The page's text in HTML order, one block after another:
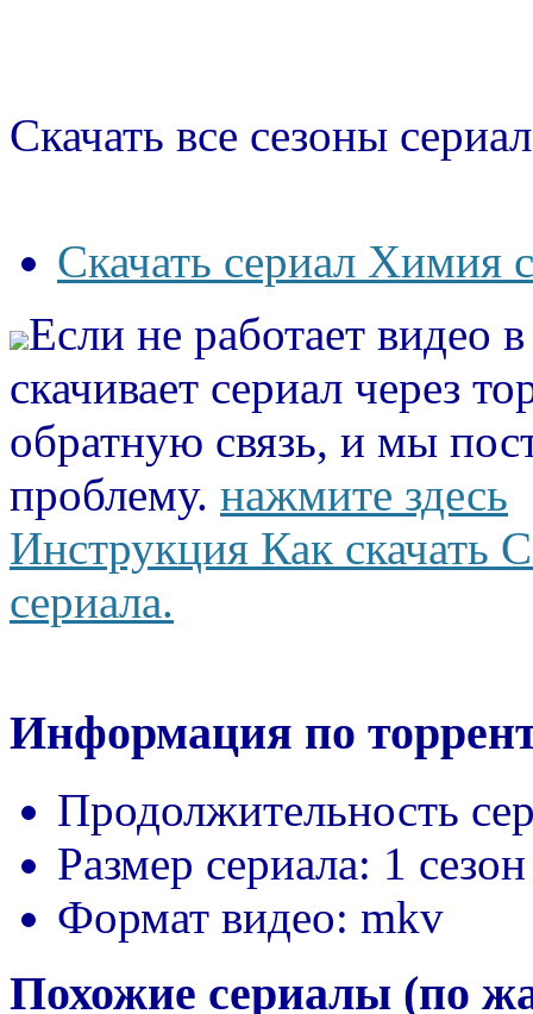
Скачать все сезоны
Скачать сериал Химия
Если не работает видео
скачивает сериал через
обратную связь, и мы
проблему. нажмите здесь
Инструкция Как скачать
сериала.
Информация по
Продолжительность
Размер сериала: 1
Формат видео: mkv
Похожие сериалы (по